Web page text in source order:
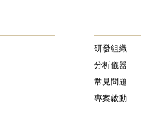
研發組織
分析儀器
常見問題
專案啟動